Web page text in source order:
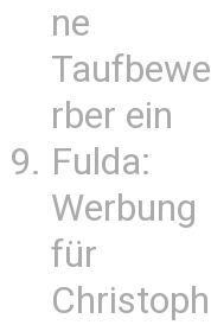
ne
Taufbewe
rber ein
Fulda:
Werbung
für
Christoph